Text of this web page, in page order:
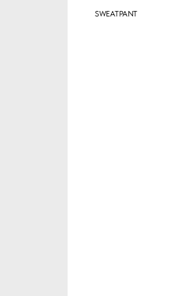
SWEATPANT